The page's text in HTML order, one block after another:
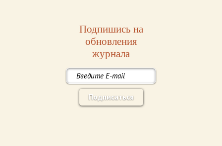
Подпишись на
обновления
журнала
Подписаться